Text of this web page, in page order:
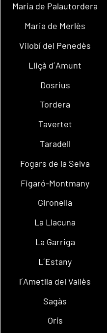
Maria de Palautordera
Maria de Merlès
Vilobí del Penedès
Lliçà d´Amunt
Dosrius
Tordera
Tavertet
Taradell
Fogars de la Selva
Figaró-Montmany
Gironella
La Llacuna
La Garriga
L´Estany
l´Ametlla del Vallès
Sagàs
Orís